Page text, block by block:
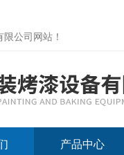
限公司网站 ！
产品中心